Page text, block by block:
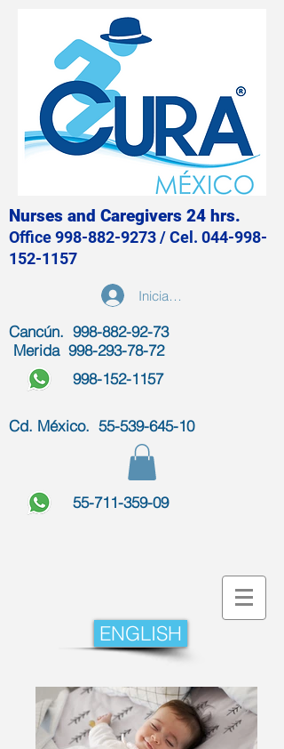
Nurses and Caregivers 24 hrs.
Office998-882-9273/ Cel. 044-998-
152-1157
Iniciar sesión
Cancún. 998-882-92-73
Merida 998-293-78-72
998-152-1157
Cd. México. 55-539-645-10
55-711-359-09
ENGLISH